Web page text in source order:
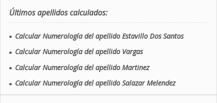
Últimos apellidos calculados:
■ Calcular Numerología del apellido Estavillo Dos Santos
■ Calcular Numerología del apellido Vargas
■ Calcular Numerología del apellido Martinez
■ Calcular Numerología del apellido Salazar Melendez